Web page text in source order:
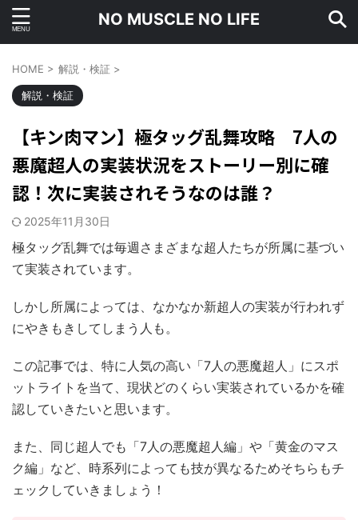
NO MUSCLE NO LIFE
HOME > 解説・検証 >
解説・検証
【キン肉マン】極タッグ乱舞攻略 7人の
悪魔超人の実装状況をストーリー別に確
認！次に実装されそうなのは誰？
2025年11月30日
極タッグ乱舞では毎週さまざまな超人たちが所属に基づい
て実装されています。
しかし所属によっては、なかなか新超人の実装が行われず
にやきもきしてしまう人も。
この記事では、特に人気の高い「7人の悪魔超人」にスポ
ットライトを当て、現状どのくらい実装されているかを確
認していきたいと思います。
また、同じ超人でも「7人の悪魔超人編」や「黄金のマス
ク編」など、時系列によっても技が異なるためそちらもチ
ェックしていきましょう！